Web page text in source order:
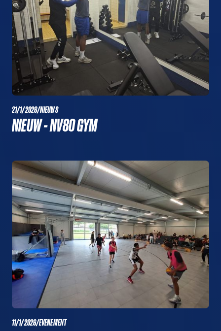
21/1/2026/NIEUWS
NIEUW - NV80 GYM
11/1/2026/EVENEMENT